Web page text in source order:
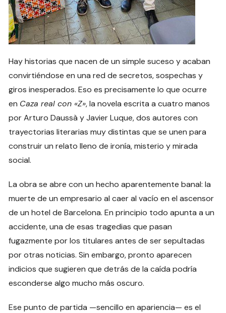
Hay historias que nacen de un simple suceso y acaban
convirtiéndose en una red de secretos, sospechas y
giros inesperados. Eso es precisamente lo que ocurre
en Caza real con «Z», la novela escrita a cuatro manos
por Arturo Daussà y Javier Luque, dos autores con
trayectorias literarias muy distintas que se unen para
construir un relato lleno de ironía, misterio y mirada
social.
La obra se abre con un hecho aparentemente banal: la
muerte de un empresario al caer al vacío en el ascensor
de un hotel de Barcelona. En principio todo apunta a un
accidente, una de esas tragedias que pasan
fugazmente por los titulares antes de ser sepultadas
por otras noticias. Sin embargo, pronto aparecen
indicios que sugieren que detrás de la caída podría
esconderse algo mucho más oscuro.
Ese punto de partida —sencillo en apariencia— es el